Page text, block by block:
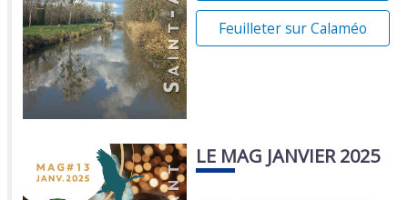
Feuilleter sur Calaméo
LE MAG JANVIER 2025